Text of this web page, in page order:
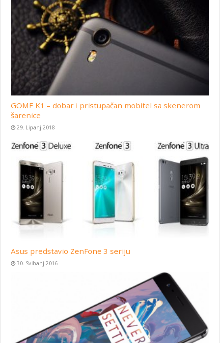
GOME K1 – dobar i pristupačan mobitel sa skenerom
šarenice
29. Lipanj 2018
Asus predstavio ZenFone 3 seriju
30. Svibanj 2016